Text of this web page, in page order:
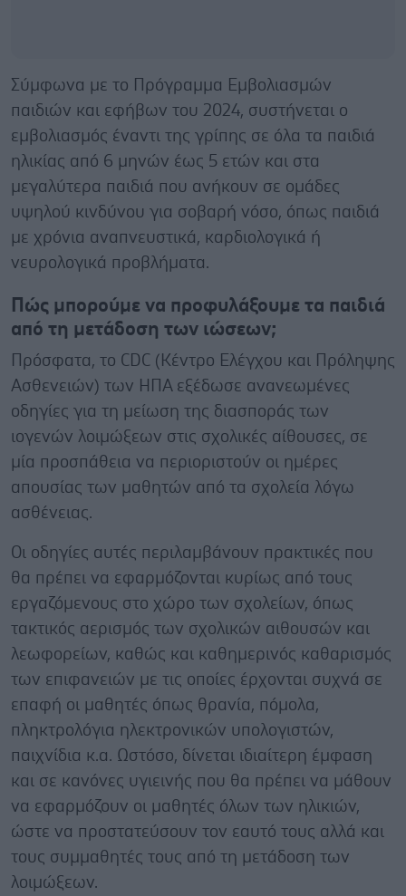
Σύμφωνα με το Πρόγραμμα Εμβολιασμών
παιδιών και εφήβων του 2024, συστήνεται ο
εμβολιασμός έναντι της γρίπης σε όλα τα παιδιά
ηλικίας από 6 μηνών έως 5 ετών και στα
μεγαλύτερα παιδιά που ανήκουν σε ομάδες
υψηλού κινδύνου για σοβαρή νόσο, όπως παιδιά
με χρόνια αναπνευστικά, καρδιολογικά ή
νευρολογικά προβλήματα.
Πώς μπορούμε να προφυλάξουμε τα παιδιά
από τη μετάδοση των ιώσεων;
Πρόσφατα, το CDC (Κέντρο Ελέγχου και Πρόληψης
Ασθενειών) των ΗΠΑ εξέδωσε ανανεωμένες
οδηγίες για τη μείωση της διασποράς των
ιογενών λοιμώξεων στις σχολικές αίθουσες, σε
μία προσπάθεια να περιοριστούν οι ημέρες
απουσίας των μαθητών από τα σχολεία λόγω
ασθένειας.
Οι οδηγίες αυτές περιλαμβάνουν πρακτικές που
θα πρέπει να εφαρμόζονται κυρίως από τους
εργαζόμενους στο χώρο των σχολείων, όπως
τακτικός αερισμός των σχολικών αιθουσών και
λεωφορείων, καθώς και καθημερινός καθαρισμός
των επιφανειών με τις οποίες έρχονται συχνά σε
επαφή οι μαθητές όπως θρανία, πόμολα,
πληκτρολόγια ηλεκτρονικών υπολογιστών,
παιχνίδια κ.α. Ωστόσο, δίνεται ιδιαίτερη έμφαση
και σε κανόνες υγιεινής που θα πρέπει να μάθουν
να εφαρμόζουν οι μαθητές όλων των ηλικιών,
ώστε να προστατεύσουν τον εαυτό τους αλλά και
τους συμμαθητές τους από τη μετάδοση των
λοιμώξεων.